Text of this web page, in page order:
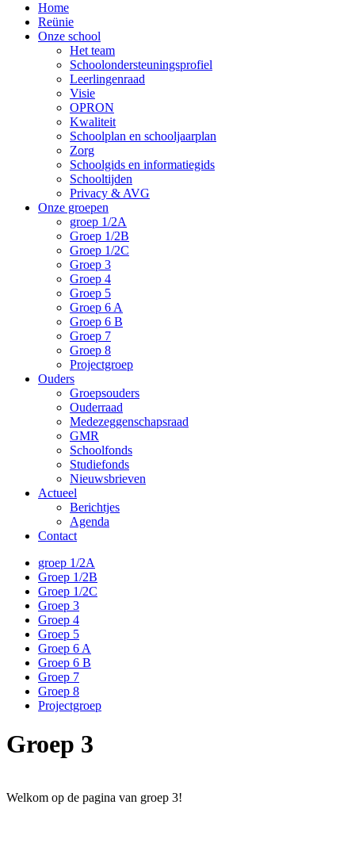
Home
Reünie
Onze school
Het team
Schoolondersteuningsprofiel
Leerlingenraad
Visie
OPRON
Kwaliteit
Schoolplan en schooljaarplan
Zorg
Schoolgids en informatiegids
Schooltijden
Privacy & AVG
Onze groepen
groep 1/2A
Groep 1/2B
Groep 1/2C
Groep 3
Groep 4
Groep 5
Groep 6 A
Groep 6 B
Groep 7
Groep 8
Projectgroep
Ouders
Groepsouders
Ouderraad
Medezeggenschapsraad
GMR
Schoolfonds
Studiefonds
Nieuwsbrieven
Actueel
Berichtjes
Agenda
Contact
groep 1/2A
Groep 1/2B
Groep 1/2C
Groep 3
Groep 4
Groep 5
Groep 6 A
Groep 6 B
Groep 7
Groep 8
Projectgroep
Groep 3
Welkom op de pagina van groep 3!